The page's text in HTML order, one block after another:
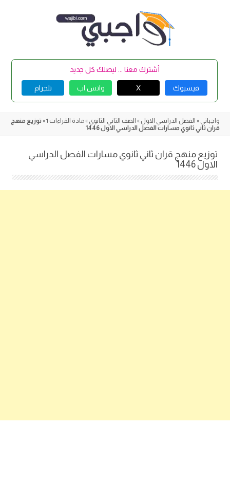
أشترك معنا ... ليصلك كل جديد
فيسبوك X واتس اب تلجرام
واجباتي » الفصل الدراسي الاول » الصف الثاني الثانوي »مادة القراءات 1 » توزيع منهج
قران ثاني ثانوي مسارات الفصل الدراسي الاول 1446
توزيع منهج قران ثاني ثانوي مسارات الفصل الدراسي
الاول 1446